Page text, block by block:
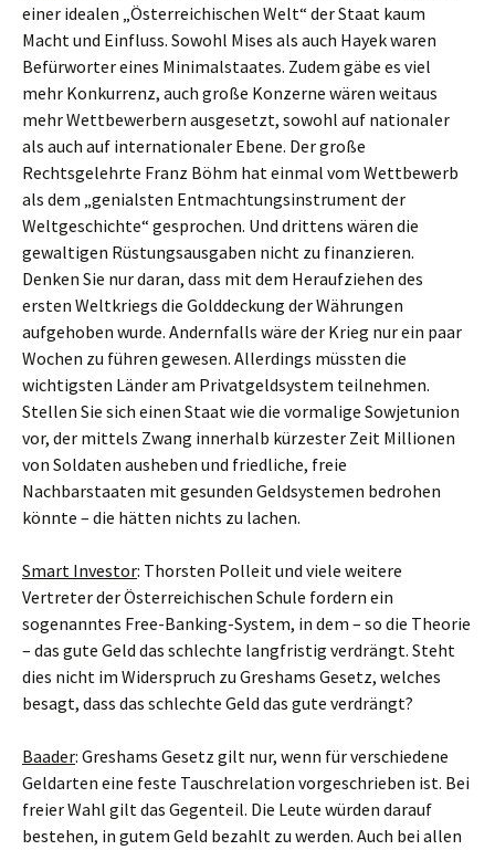
einer idealen „Österreichischen Welt“ der Staat kaum
Macht und Einfluss. Sowohl Mises als auch Hayek waren
Befürworter eines Minimalstaates. Zudem gäbe es viel
mehr Konkurrenz, auch große Konzerne wären weitaus
mehr Wettbewerbern ausgesetzt, sowohl auf nationaler
als auch auf internationaler Ebene. Der große
Rechtsgelehrte Franz Böhm hat einmal vom Wettbewerb
als dem „genialsten Entmachtungsinstrument der
Weltgeschichte“ gesprochen. Und drittens wären die
gewaltigen Rüstungsausgaben nicht zu finanzieren.
Denken Sie nur daran, dass mit dem Heraufziehen des
ersten Weltkriegs die Golddeckung der Währungen
aufgehoben wurde. Andernfalls wäre der Krieg nur ein paar
Wochen zu führen gewesen. Allerdings müssten die
wichtigsten Länder am Privatgeldsystem teilnehmen.
Stellen Sie sich einen Staat wie die vormalige Sowjetunion
vor, der mittels Zwang innerhalb kürzester Zeit Millionen
von Soldaten ausheben und friedliche, freie
Nachbarstaaten mit gesunden Geldsystemen bedrohen
könnte – die hätten nichts zu lachen.
Smart Investor: Thorsten Polleit und viele weitere
Vertreter der Österreichischen Schule fordern ein
sogenanntes Free-Banking-System, in dem – so die Theorie
– das gute Geld das schlechte langfristig verdrängt. Steht
dies nicht im Widerspruch zu Greshams Gesetz, welches
besagt, dass das schlechte Geld das gute verdrängt?
Baader: Greshams Gesetz gilt nur, wenn für verschiedene
Geldarten eine feste Tauschrelation vorgeschrieben ist. Bei
freier Wahl gilt das Gegenteil. Die Leute würden darauf
bestehen, in gutem Geld bezahlt zu werden. Auch bei allen